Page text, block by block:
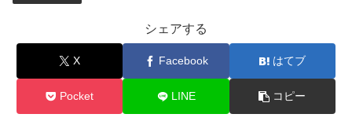
シェアする
X Facebook はてブ
Pocket LINE コピー